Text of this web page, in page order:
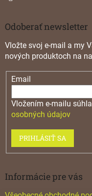
Odoberať newsletter
Vložte svoj e-mail a my
nových produktoch na
Email
Vložením e-mailu
osobných údajov
PRIHLÁSIŤ SA
Informácie pre vás